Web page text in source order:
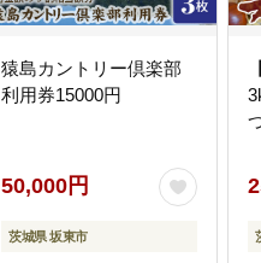
猿島カントリー倶楽部
利用券15000円
50,000円
茨城県 坂東市